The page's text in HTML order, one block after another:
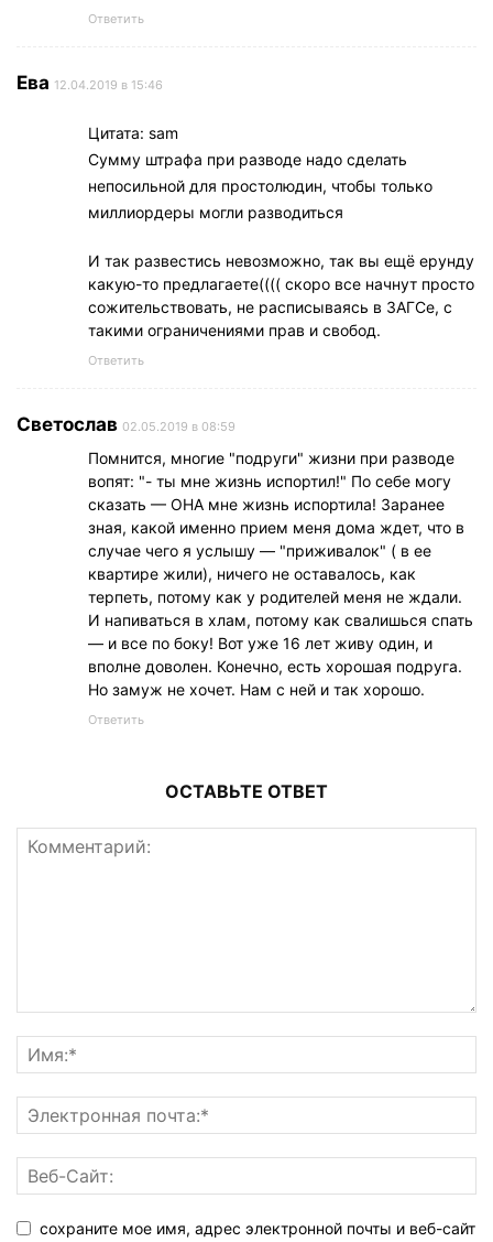
Ответить
Ева 12.04.2019 в 15:46
Цитата: sam
Сумму штрафа при разводе надо сделать
непосильной для простолюдин, чтобы только
миллиордеры могли разводиться
И так развестись невозможно, так вы ещё ерунду
какую-то предлагаете(((( скоро все начнут просто
сожительствовать, не расписываясь в ЗАГСе, с
такими ограничениями прав и свобод.
Ответить
Светослав 02.05.2019 в 08:59
Помнится, многие "подруги" жизни при разводе
вопят: "- ты мне жизнь испортил!" По себе могу
сказать — ОНА мне жизнь испортила! Заранее
зная, какой именно прием меня дома ждет, что в
случае чего я услышу — "приживалок" ( в ее
квартире жили), ничего не оставалось, как
терпеть, потому как у родителей меня не ждали.
И напиваться в хлам, потому как свалишься спать
— и все по боку! Вот уже 16 лет живу один, и
вполне доволен. Конечно, есть хорошая подруга.
Но замуж не хочет. Нам с ней и так хорошо.
Ответить
ОСТАВЬТЕ ОТВЕТ
сохраните мое имя, адрес электронной почты и веб-сайт